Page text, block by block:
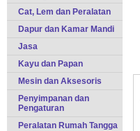
Cat, Lem dan Peralatan
Dapur dan Kamar Mandi
Jasa
Kayu dan Papan
Mesin dan Aksesoris
Penyimpanan dan
Pengaturan
Peralatan Rumah Tangga